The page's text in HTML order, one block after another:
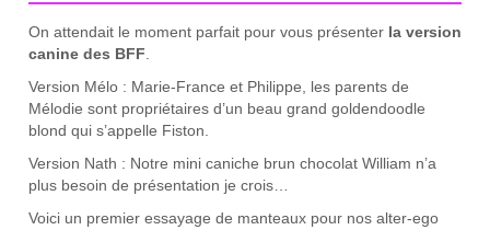
On attendait le moment parfait pour vous présenter la version
canine des BFF
Version Mélo : Marie-France et Philippe, les parents de
Mélodie sont propriétaires d’un beau grand goldendoodle
blond qui s’appelle Fiston.
Version Nath : Notre mini caniche brun chocolat William n’a
plus besoin de présentation je crois…
Voici un premier essayage de manteaux pour nos alter-ego